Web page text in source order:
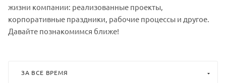
жизни компании: реализованные проекты,
корпоративные праздники, рабочие процессы и другое.
Давайте познакомимся ближе!
ЗА ВСЕ ВРЕМЯ